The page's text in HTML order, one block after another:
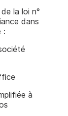
la loi n°
dans
:
à